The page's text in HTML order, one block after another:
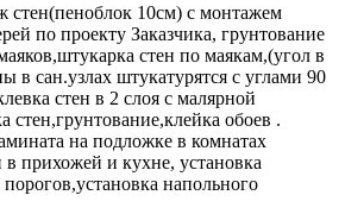
10см) с монтажем
по проекту Заказчика, грунтование
стен по маякам,(угол в
в сан.узлах штукатурятся с углами 90
стен в 2 слоя с малярной
стен,грунтование,клейка обоев .
на подложке в комнатах
в прихожей и кухне, установка
напольного